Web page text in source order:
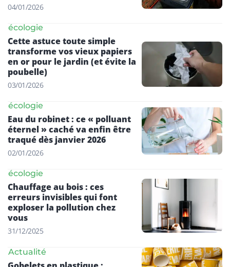
04/01/2026
écologie
Cette astuce toute simple
transforme vos vieux papiers
en or pour le jardin (et évite la
poubelle)
03/01/2026
écologie
Eau du robinet : ce « polluant
éternel » caché va enfin être
traqué dès janvier 2026
02/01/2026
écologie
Chauffage au bois : ces
erreurs invisibles qui font
exploser la pollution chez
vous
31/12/2025
Actualité